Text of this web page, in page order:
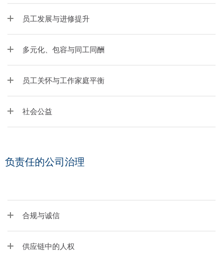
员工发展与进修提升
多元化、包容与同工同酬
员工关怀与工作家庭平衡
社会公益
负责任的公司治理
合规与诚信
供应链中的人权